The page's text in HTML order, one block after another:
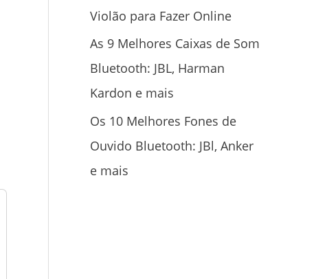
Violão para Fazer Online
As 9 Melhores Caixas de Som
Bluetooth: JBL, Harman
Kardon e mais
Os 10 Melhores Fones de
Ouvido Bluetooth: JBl, Anker
e mais